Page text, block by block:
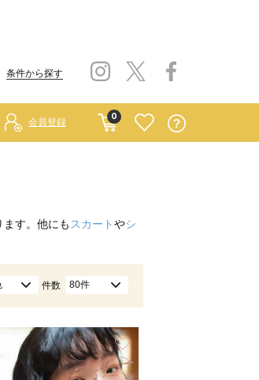
条件から探す
0
会員登録
す。他にも スカートやシ
件数 80件